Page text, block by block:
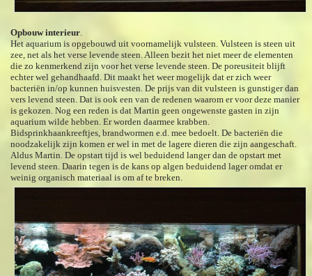
Opbouw interieur.
Het aquarium is opgebouwd uit voornamelijk vulsteen. Vulsteen is steen uit
zee, net als het verse levende steen. Alleen bezit het niet meer de elementen
die zo kenmerkend zijn voor het verse levende steen. De poreusiteit blijft
echter wel gehandhaafd. Dit maakt het weer mogelijk dat er zich weer
bacteriën in/op kunnen huisvesten. De prijs van dit vulsteen is gunstiger dan
vers levend steen. Dat is ook een van de redenen waarom er voor deze manier
is gekozen. Nog een reden is dat Martin geen ongewenste gasten in zijn
aquarium wilde hebben. Er worden daarmee krabben.
Bidsprinkhaankreeftjes, brandwormen e.d. mee bedoelt. De bacteriën die
noodzakelijk zijn komen er wel in met de lagere dieren die zijn aangeschaft.
Aldus Martin. De opstart tijd is wel beduidend langer dan de opstart met
levend steen. Daarin tegen is de kans op algen beduidend lager omdat er
weinig organisch materiaal is om af te breken.